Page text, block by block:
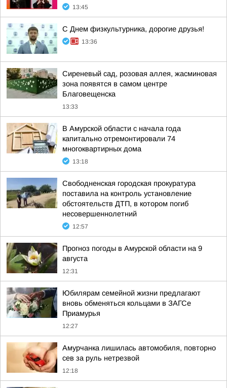
13:45
С Днем физкультурника, дорогие друзья!
13:36
Сиреневый сад, розовая аллея, жасминовая
зона появятся в самом центре
Благовещенска
13:33
В Амурской области с начала года
капитально отремонтировали 74
многоквартирных дома
13:18
Свободненская городская прокуратура
поставила на контроль установление
обстоятельств ДТП, в котором погиб
несовершеннолетний
12:57
Прогноз погоды в Амурской области на 9
августа
12:31
Юбилярам семейной жизни предлагают
вновь обменяться кольцами в ЗАГСе
Приамурья
12:27
Амурчанка лишилась автомобиля, повторно
сев за руль нетрезвой
12:18